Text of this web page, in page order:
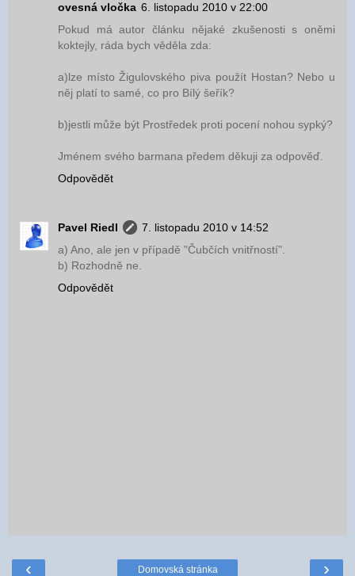
ovesná vločka 6. listopadu 2010 v 22:00
Pokud má autor článku nějaké zkušenosti s oněmi
koktejly, ráda bych věděla zda:
a)lze místo Žigulovského piva použít Hostan? Nebo u
něj platí to samé, co pro Bílý šeřík?
b)jestli může být Prostředek proti pocení nohou sypký?
Jménem svého barmana předem děkuji za odpověď.
Odpovědět
Pavel Riedl
7. listopadu 2010 v 14:52
a) Ano, ale jen v případě "Čubčích vnitřností".
b) Rozhodně ne.
Odpovědět
‹ ›
Domovská stránka